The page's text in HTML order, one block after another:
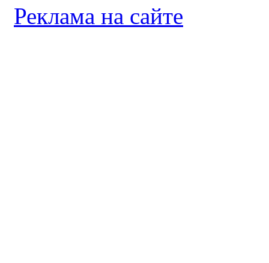
Реклама на сайте